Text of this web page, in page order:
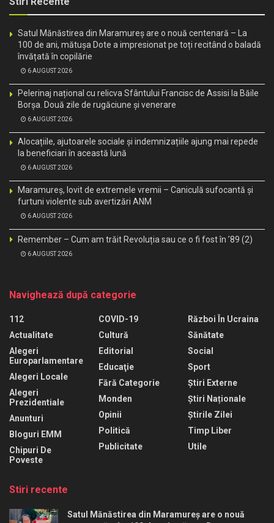
Satul Mănăstirea din Maramureș are o nouă centenară – La
100 de ani, mătușa Dote a impresionat pe toți recitând o baladă
învățată în copilărie
6 AUGUST 2026
Pelerinaj național cu relicva Sfântului Francisc de Assisi la Băile
Borșa. Două zile de rugăciune și venerare
6 AUGUST 2026
Alocațiile, ajutoarele sociale și indemnizațiile ajung mai repede
la beneficiari în această lună
6 AUGUST 2026
Maramureș, lovit de extremele vremii – Caniculă sufocantă și
furtuni violente sub avertizări ANM
6 AUGUST 2026
Remember – Cum am trăit Revoluția sau ce o fi fost în ’89 (2)
6 AUGUST 2026
Navighează după categorie
112
Actualitate
Alegeri
Europarlamentare
Alegeri Locale
Alegeri
Prezidentiale
Anunturi
Bloguri EMM
Chipuri De
Poveste
COVID-19
Cultură
Editorial
Educaţie
Fără Categorie
Monden
Opinii
Politică
Publicitate
Război În Ucraina
Sănătate
Social
Sport
Știri Externe
Știri Naționale
Știrile Zilei
Timp Liber
Utile
Stiri recente
Satul Mănăstirea din Maramureș are o nouă